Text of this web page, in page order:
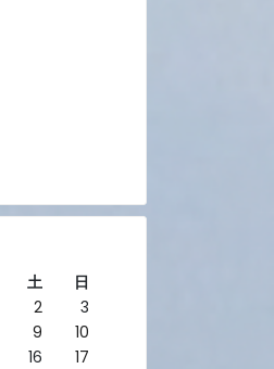
土
日
2
3
9
10
16
17